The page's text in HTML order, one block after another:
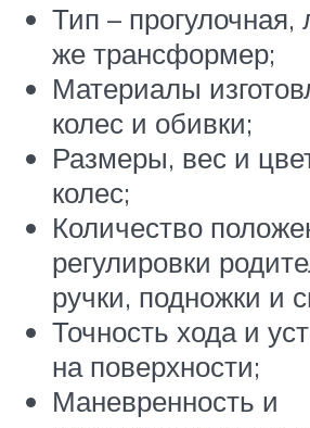
Тип –
же трансформер;
Материалы
колес и обивки;
Размеры, вес и
колес;
Количество
регулировки
ручки, подножки и
Точность хода и
на поверхности;
Маневренность и